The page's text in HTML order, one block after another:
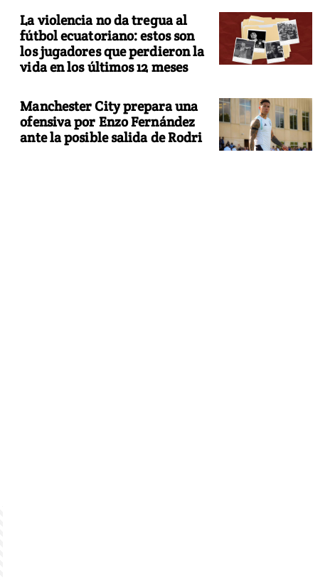
La violencia no da tregua al
fútbol ecuatoriano: estos son
los jugadores que perdieron la
vida en los últimos 12 meses
Manchester City prepara una
ofensiva por Enzo Fernández
ante la posible salida de Rodri